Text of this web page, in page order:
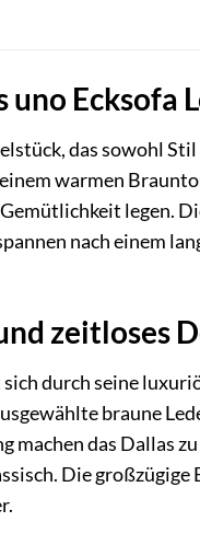
uno
das sowohl
warmen
legen.
nach einem
zeitloses
durch seine
braune
machen das Dallas
Die